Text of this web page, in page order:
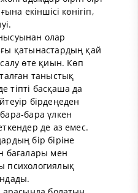
екіншісі көнігіп,
олар
қатынастардың қай
өте қиын. Көп
таныстық
тіпті басқаша да
бірдеңеден
бара үлкен
де аз емес.
бір біріне
бағалары мен
психологиялық